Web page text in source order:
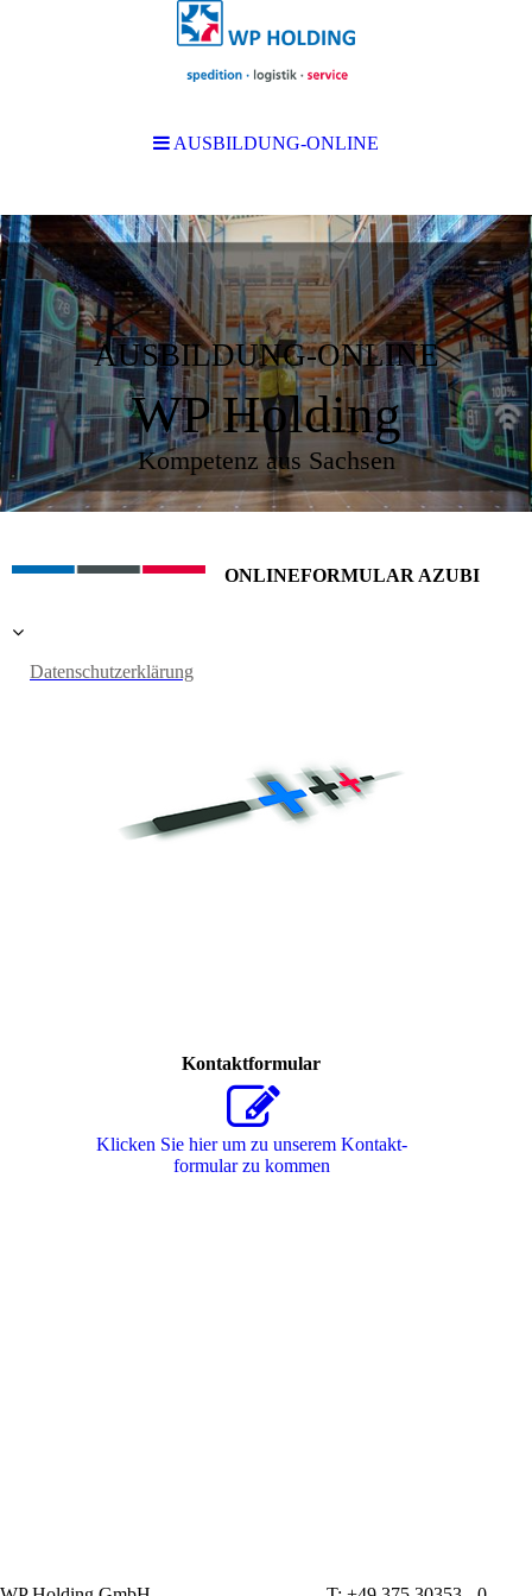
AUSBILDUNG-ONLINE
WP Holding
Kompetenz aus Sachsen
ONLINEFORMULAR AZUBI
Datenschutzerklärung
Kontaktformular
Klicken Sie hier um zu unserem Kon­takt­
for­mu­lar zu kommen
AUSBILDUNG-ONLINE